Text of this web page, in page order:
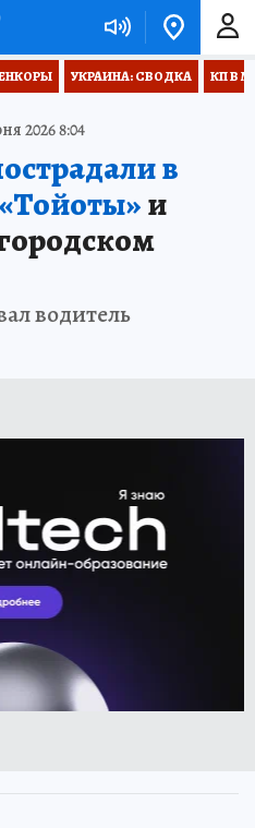
УКРАИНА: СВОДКА КП В
2026 8:04
в
и
водитель